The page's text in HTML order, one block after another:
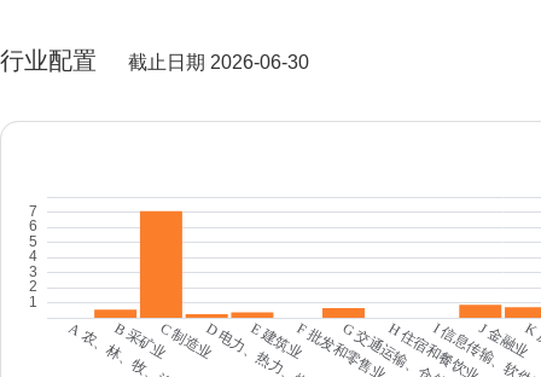
行业配置 截止日期 2026-06-30